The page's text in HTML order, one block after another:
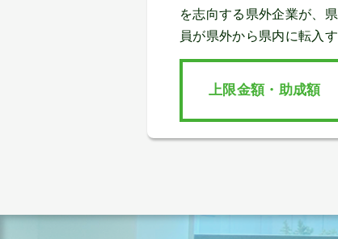
を志向する県外企業が、
員が県外から県内に転入
上限金額・助成額